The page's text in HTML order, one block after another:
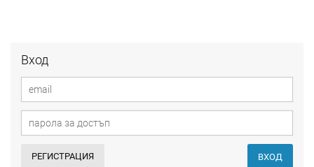
Вход
РЕГИСТРАЦИЯ ВХОД